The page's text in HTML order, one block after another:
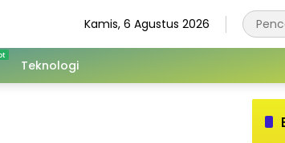
Kamis, 6 Agustus 2026
Teknologi